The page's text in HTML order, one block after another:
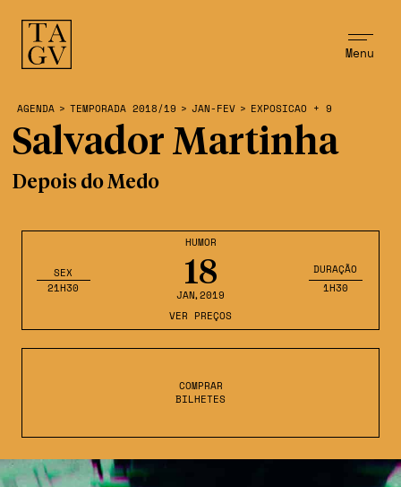
Menu
HUMOR
18
JAN,2019
SEX
21H30
DURAÇÃO
1H30
VER PREÇOS
COMPRAR
BILHETES
AGENDA > TEMPORADA 2018/19 > JAN-FEV > EXPOSICAO + 9
Salvador Martinha
Depois do Medo